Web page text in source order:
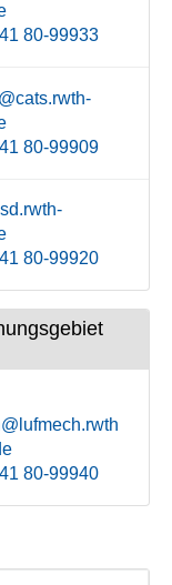
80-99933
80-99909
80-99920
80-99940